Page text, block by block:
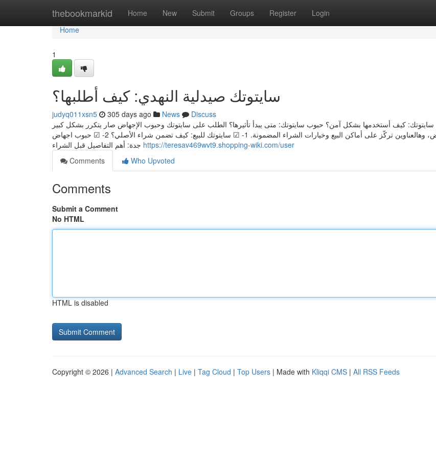
thebookmarkid Home New Submit Groups Register Login
Home
Home
1
سايتوتك صيدلية النهدي: كيف أطلبها؟
judyq011xsn5 305 days ago News
Discuss
كيف أستخدمها بشكل آمن؟ حبوب سايتوتك: متى يبدأ تأثيرها؟ الطلب على سايتوتك وحبوب الإجهاض صار يتكرر بشكل كبير
في جدة والرياض، وهالعناوين تركّز على أماكن البيع وخيارات الشراء المضمونة. 1- ☑ سايتوتك للبيع: كيف تضمن شراء الأصلي؟ 2- ☑ حبوب اجهاض
https://teresav469wvt9.shopping-wiki.com/user
Comments
Who Upvoted
Comments
Submit a Comment
No HTML
HTML is disabled
Copyright © 2026 | Advanced Search | Live | Tag Cloud | Top Users | Made with Kliqqi CMS | All RSS Feeds